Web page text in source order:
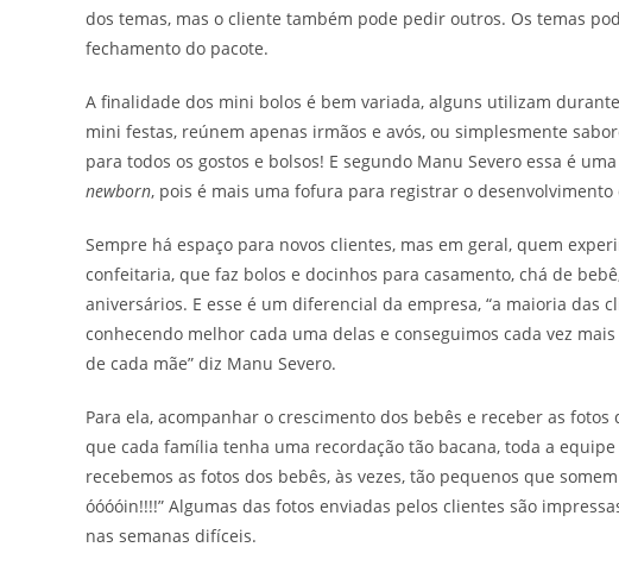
dos temas, mas o cliente também pode pedir outros. Os temas
fechamento do pacote.
A finalidade dos mini bolos é bem variada, alguns utilizam
mini festas, reúnem apenas irmãos e avós, ou simplesmente
para todos os gostos e bolsos! E segundo Manu Severo essa é
newborn, pois é mais uma fofura para registrar o
Sempre há espaço para novos clientes, mas em geral, quem
confeitaria, que faz bolos e docinhos para casamento, chá de
aniversários. E esse é um diferencial da empresa, “a maioria das
conhecendo melhor cada uma delas e conseguimos cada vez
de cada mãe” diz Manu Severo.
Para ela, acompanhar o crescimento dos bebês e receber as
que cada família tenha uma recordação tão bacana, toda a
recebemos as fotos dos bebês, às vezes, tão pequenos que
óóóóin!!!!” Algumas das fotos enviadas pelos clientes são
nas semanas difíceis.